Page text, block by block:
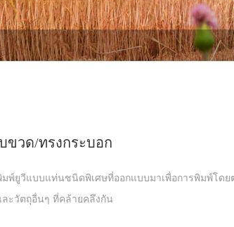
วด/ทรงกระบอก
มพ์ยูวีแบบแท่นชนิดพิเศษที่ออกแบบมาเพื่อการพิมพ์โด
ละวัตถุอื่นๆ ที่คล้ายคลึงกัน